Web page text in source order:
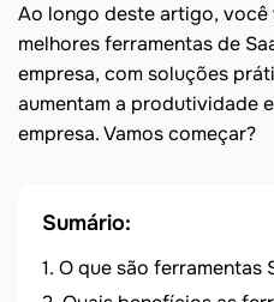
Ao longo deste artigo, você
melhores ferramentas de
empresa, com soluções
aumentam a produtividade
empresa. Vamos começar?
Sumário:
O que são ferramentas